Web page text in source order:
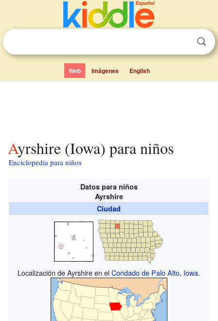
Web Imágenes English
Ayrshire (Iowa) para niños
Enciclopedia para niños
Datos para niños
Ayrshire
Ciudad
Localización de Ayrshire en elCondado de Palo Alto, Iowa.